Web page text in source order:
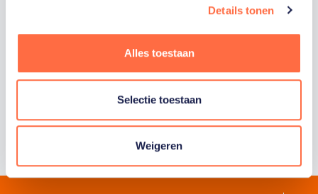
Details tonen
Alles toestaan
Selectie toestaan
Weigeren